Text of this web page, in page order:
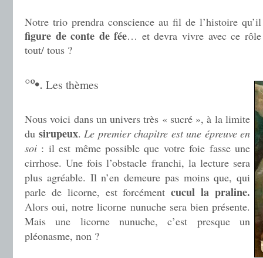
Notre trio prendra conscience au fil de l’histoire
figure de conte de fée… et devra vivre avec ce rôle
tout/ tous ?
°º•. Les thèmes
Nous voici dans un univers très « sucré », à la limite
du sirupeux. Le premier chapitre est une épreuve en
soi : il est même possible que votre foie fasse une
cirrhose. Une fois l’obstacle franchi, la lecture sera
plus agréable. Il n’en demeure pas moins que, qui
parle de licorne, est forcémentcucul la praline.
Alors oui, notre licorne nunuche sera bien présente.
Mais une licorne nunuche, c’est presque un
pléonasme, non ?